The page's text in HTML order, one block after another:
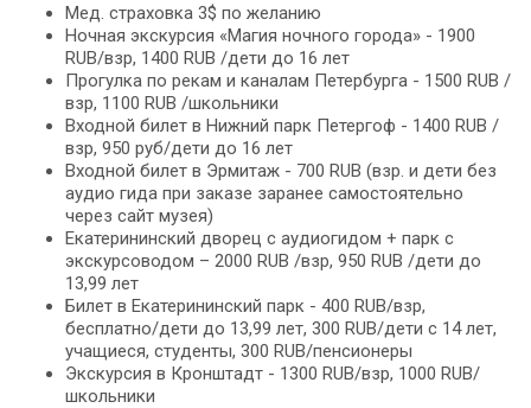
Мед. страховка 3$ по желанию
Ночная экскурсия «Магия ночного города» - 1900
RUB/взр, 1400 RUB /дети до 16 лет
Прогулка по рекам и каналам Петербурга - 1500 RUB /
взр, 1100 RUB /школьники
Входной билет в Нижний парк Петергоф - 1400 RUB /
взр, 950 руб/дети до 16 лет
Входной билет в Эрмитаж - 700 RUB (взр. и дети без
аудио гида при заказе заранее самостоятельно
через сайт музея)
Екатерининский дворец с аудиогидом + парк с
экскурсоводом – 2000 RUB /взр, 950 RUB /дети до
13,99 лет
Билет в Екатерининский парк - 400 RUB/взр,
бесплатно/дети до 13,99 лет, 300 RUB/дети с 14 лет,
учащиеся, студенты, 300 RUB/пенсионеры
Экскурсия в Кронштадт - 1300 RUB/взр, 1000 RUB/
школьники